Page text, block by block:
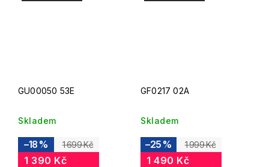
GU00050 53E
Skladem
1 699 Kč
–18 %
1 390 Kč
GF0217 02A
Skladem
1 999 Kč
–25 %
1 490 Kč